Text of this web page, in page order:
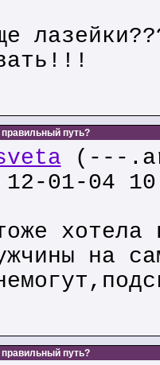
путь?
(---
01-04
хотела
на
путь?